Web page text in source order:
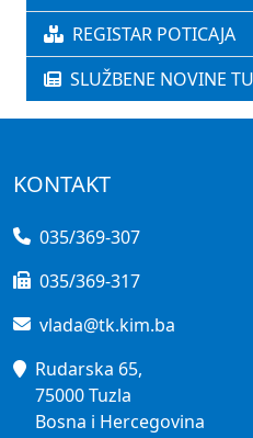
REGISTAR POTICAJA
SLUŽBENE NOVINE
KONTAKT
035/369-307
035/369-317
vlada@tk.kim.ba
Rudarska 65,
75000 Tuzla
Bosna i Hercegovina